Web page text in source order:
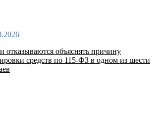
отказываются объяснять причину
средств по 115-ФЗ в одном из шести